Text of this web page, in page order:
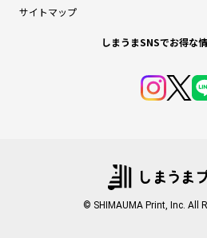
サイトマップ
しまうまSNSでお得な
© SHIMAUMA Print, Inc. All